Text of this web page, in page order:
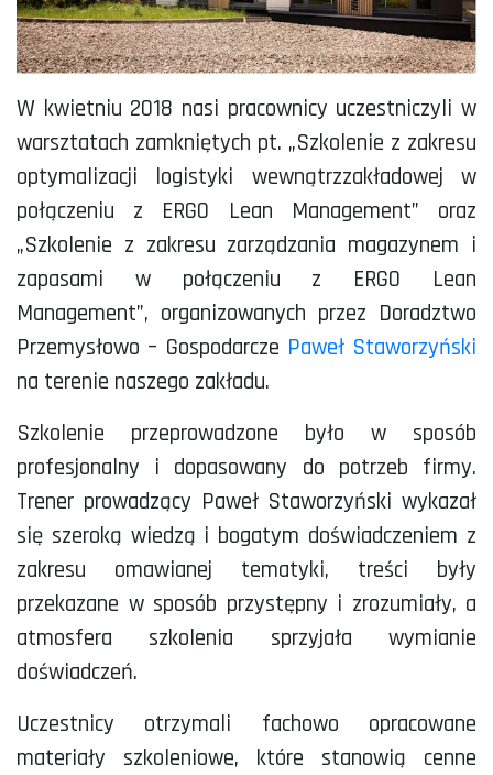
W kwietniu 2018 nasi pracownicy uczestniczyli w
warsztatach zamkniętych pt. „Szkolenie z zakresu
optymalizacji logistyki wewnątrzzakładowej w
połączeniu z ERGO Lean Management” oraz
„Szkolenie z zakresu zarządzania magazynem i
zapasami w połączeniu z ERGO Lean
Management”, organizowanych przez Doradztwo
Przemysłowo – Gospodarcze Paweł Staworzyński
na terenie naszego zakładu.
Szkolenie przeprowadzone było w sposób
profesjonalny i dopasowany do potrzeb firmy.
Trener prowadzący Paweł Staworzyński wykazał
się szeroką wiedzą i bogatym doświadczeniem z
zakresu omawianej tematyki, treści były
przekazane w sposób przystępny i zrozumiały, a
atmosfera szkolenia sprzyjała wymianie
doświadczeń.
Uczestnicy otrzymali fachowo opracowane
materiały szkoleniowe, które stanowią cenne